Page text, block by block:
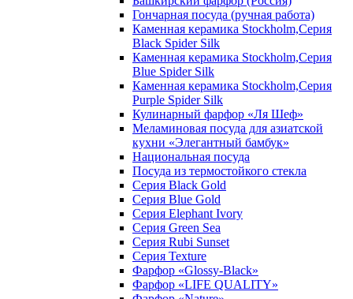
Гончарная посуда (ручная работа)
Каменная керамика Stockholm,Серия
Black Spider Silk
Каменная керамика Stockholm,Серия
Blue Spider Silk
Каменная керамика Stockholm,Серия
Purple Spider Silk
Кулинарный фарфор «Ля Шеф»
Меламиновая посуда для азиатской
кухни «Элегантный бамбук»
Национальная посуда
Посуда из термостойкого стекла
Серия Black Gold
Серия Blue Gold
Серия Elephant Ivory
Серия Green Sea
Серия Rubi Sunset
Серия Texture
Фарфор «Glossy-Black»
Фарфор «LIFE QUALITY»